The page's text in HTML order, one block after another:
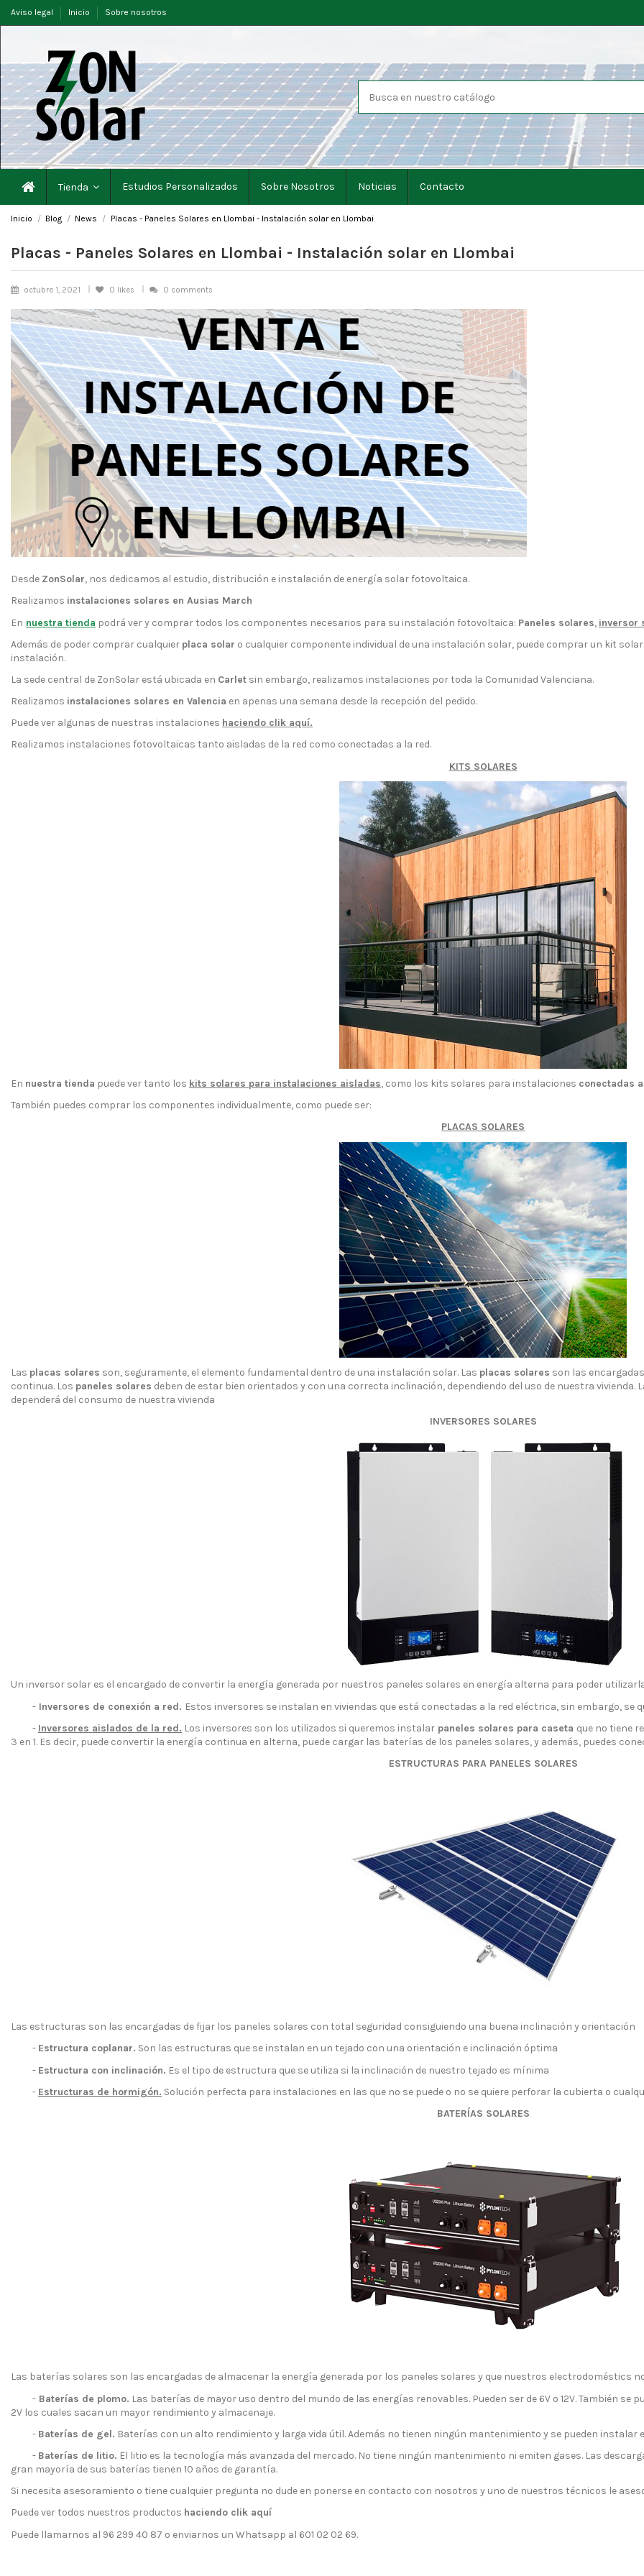
Aviso legal Inicio Sobre nosotros
Tienda Estudios Personalizados Sobre Nosotros Noticias Contacto
Inicio Blog News Placas - Paneles Solares en Llombai - Instalación solar en Llombai
Placas - Paneles Solares en Llombai - Instalación solar en Llombai
octubre 1, 2021 0 likes 0 comments
Desde ZonSolar, nos dedicamos al estudio, distribución e instalación de energía solar fotovoltaica.
Realizamos instalaciones solares en Ausias March
En nuestra tienda podrá ver y comprar todos los componentes necesarios para su instalación fotovoltaica: Paneles solares, inversor
Además de poder comprar cualquier placa solar o cualquier componente individual de una instalación solar, puede comprar un kit
instalación.
La sede central de ZonSolar está ubicada en Carlet sin embargo, realizamos instalaciones por toda la Comunidad Valenciana.
Realizamos instalaciones solares en Valencia en apenas una semana desde la recepción del pedido.
Puede ver algunas de nuestras instalaciones haciendo clik aquí.
Realizamos instalaciones fotovoltaicas tanto aisladas de la red como conectadas a la red.
KITS SOLARES
En nuestra tienda puede ver tanto los kits solares para instalaciones aisladas, como los kits solares para instalaciones conectadas
También puedes comprar los componentes individualmente, como puede ser:
PLACAS SOLARES
Las placas solares son, seguramente, el elemento fundamental dentro de una instalación solar. Las placas solares son las
continua. Los paneles solares deben de estar bien orientados y con una correcta inclinación, dependiendo del uso de nuestra vivienda.
dependerá del consumo de nuestra vivienda
INVERSORES SOLARES
Un inversor solar es el encargado de convertir la energía generada por nuestros paneles solares en energía alterna para poder
- Inversores de conexión a red. Estos inversores se instalan en viviendas que está conectadas a la red eléctrica, sin embargo, se
- Inversores aislados de la red. Los inversores son los utilizados si queremos instalar paneles solares para caseta que no tiene
3 en 1. Es decir, puede convertir la energía continua en alterna, puede cargar las baterías de los paneles solares, y además, puedes
ESTRUCTURAS PARA PANELES SOLARES
Las estructuras son las encargadas de fijar los paneles solares con total seguridad consiguiendo una buena inclinación y orientación
- Estructura coplanar. Son las estructuras que se instalan en un tejado con una orientación e inclinación óptima
- Estructura con inclinación. Es el tipo de estructura que se utiliza si la inclinación de nuestro tejado es mínima
- Estructuras de hormigón. Solución perfecta para instalaciones en las que no se puede o no se quiere perforar la cubierta o
BATERÍAS SOLARES
Las baterías solares son las encargadas de almacenar la energía generada por los paneles solares y que nuestros electrodoméstics
- Baterías de plomo. Las baterías de mayor uso dentro del mundo de las energías renovables. Pueden ser de 6V o 12V. También se
2V los cuales sacan un mayor rendimiento y almacenaje.
- Baterías de gel. Baterías con un alto rendimiento y larga vida útil. Además no tienen ningún mantenimiento y se pueden instalar
- Baterías de litio. El litio es la tecnología más avanzada del mercado. No tiene ningún mantenimiento ni emiten gases. Las
gran mayoría de sus baterías tienen 10 años de garantía.
Si necesita asesoramiento o tiene cualquier pregunta no dude en ponerse en contacto con nosotros y uno de nuestros técnicos le
Puede ver todos nuestros productos haciendo clik aquí
Puede llamarnos al 96 299 40 87 o enviarnos un Whatsapp al 601 02 02 69.